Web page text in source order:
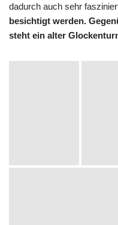
dadurch auch sehr
besichtigt werden.
steht ein alter